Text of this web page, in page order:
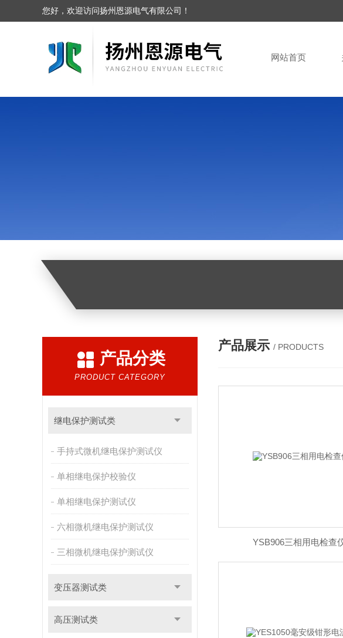
您好，欢迎访问扬州恩源电气有限公司！
网站首页
产品分类
PRODUCT CATEGORY
继电保护测试类
手持式微机继电保护测试仪
单相继电保护校验仪
单相继电保护测试仪
六相微机继电保护测试仪
三相微机继电保护测试仪
变压器测试类
高压测试类
产品展示 / PRODUCTS
YSB906三相用电检查